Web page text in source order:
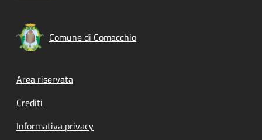
Comune di Comacchio
Footer menu
Area riservata
Crediti
Informativa privacy